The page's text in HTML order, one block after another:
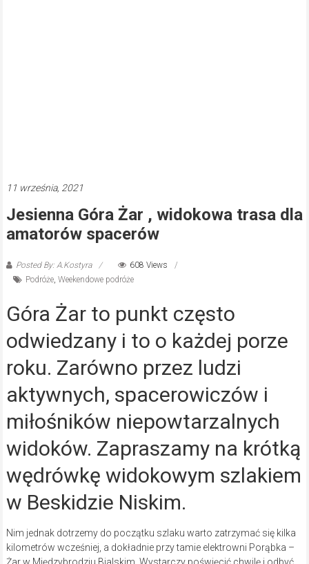
11 września, 2021
Jesienna Góra Żar , widokowa trasa dla
amatorów spacerów
Posted By: A.Kostyra
608 Views
Podróże, Weekendowe podróże
Góra Żar to punkt często
odwiedzany i to o każdej porze
roku. Zarówno przez ludzi
aktywnych, spacerowiczów i
miłośników niepowtarzalnych
widoków. Zapraszamy na krótką
wędrówkę widokowym szlakiem
w Beskidzie Niskim.
Nim jednak dotrzemy do początku szlaku warto zatrzymać się kilka
kilometrów wcześniej, a dokładnie przy tamie elektrowni Porąbka –